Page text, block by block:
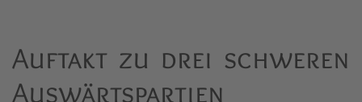
Auftakt zu drei schweren
Auswärtspartien